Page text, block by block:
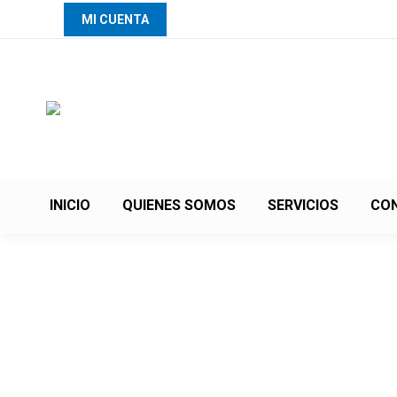
MI CUENTA
INICIO QUIENES SOMOS SERVICIOS